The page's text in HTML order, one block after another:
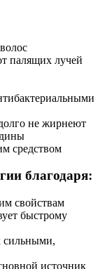
палящих лучей
не жирнеют
средством
благодаря:
свойствам
быстрому
сильными,
источник